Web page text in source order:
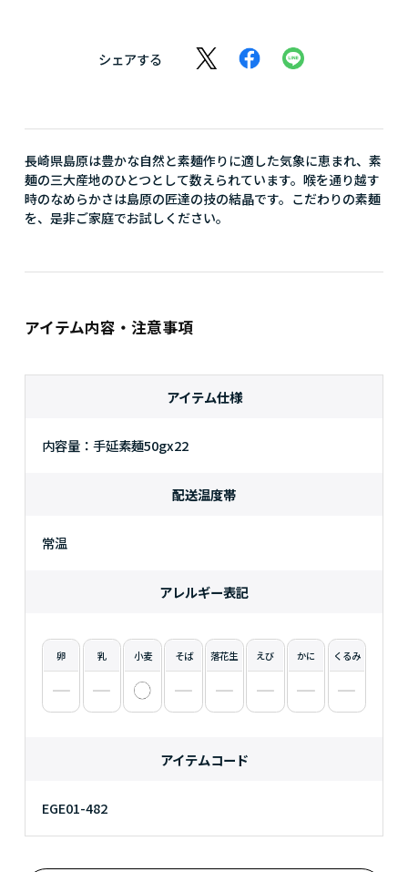
シェアする
長崎県島原は豊かな自然と素麺作りに適した気象に恵まれ、素
麺の三大産地のひとつとして数えられています。喉を通り越す
時のなめらかさは島原の匠達の技の結晶です。こだわりの素麺
を、是非ご家庭でお試しください。
アイテム内容・注意事項
アイテム仕様
内容量：手延素麺50gx22
配送温度帯
常温
アレルギー表記
卵 乳 小麦 そば 落花生 えび かに くるみ
アイテムコード
EGE01-482